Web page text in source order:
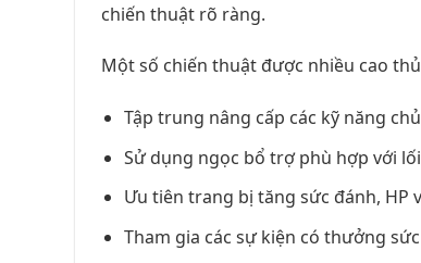
chiến thuật rõ ràng.
Một số chiến thuật được nhiều cao
Tập trung nâng cấp các kỹ năng
Sử dụng ngọc bổ trợ phù hợp với
Ưu tiên trang bị tăng sức đánh, HP
Tham gia các sự kiện có thưởng